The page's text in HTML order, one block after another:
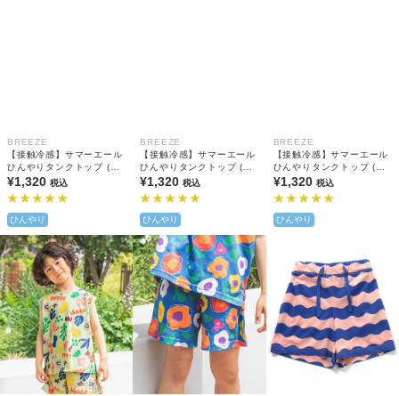
BREEZE
【接触冷感】サマーエール
ひんやりタンクトップ (セ
ットアップ可)
¥1,320 税込
ひんやり
BREEZE
【接触冷感】サマーエール
ひんやりタンクトップ (セ
ットアップ可)
¥1,320税込
ひんやり
BREEZE
【接触冷感】サマーエール
ひんやりタンクトップ (セ
ットアップ可)
¥1,320 税込
ひんやり